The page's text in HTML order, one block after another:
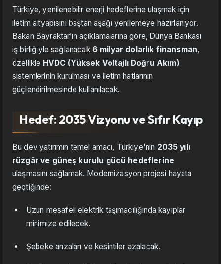
Türkiye, yenilenebilir enerji hedeflerine ulaşmak için
iletim altyapısını baştan aşağı yenilemeye hazırlanıyor.
Bakan Bayraktar’ın açıklamalarına göre, Dünya Bankası
iş birliğiyle sağlanacak 6 milyar dolarlık finansman,
özellikle HVDC (Yüksek Voltajlı Doğru Akım)
sistemlerinin kurulması ve iletim hatlarının
güçlendirilmesinde kullanılacak.
Hedef: 2035 Vizyonu ve Sıfır Kayıp
Bu dev yatırımın temel amacı, Türkiye'nin 2035 yılı
rüzgâr ve güneş kurulu gücü hedeflerine
ulaşmasını sağlamak. Modernizasyon projesi hayata
geçtiğinde:
Uzun mesafeli elektrik taşımacılığında kayıplar
minimize edilecek.
Şebeke arızaları ve kesintiler azalacak.